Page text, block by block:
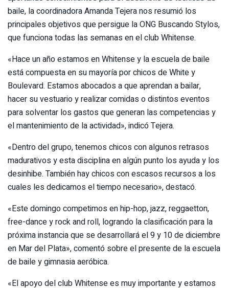
baile, la coordinadora Amanda Tejera nos resumió los
principales objetivos que persigue la ONG Buscando Stylos,
que funciona todas las semanas en el club Whitense.
«Hace un año estamos en Whitense y la escuela de baile
está compuesta en su mayoría por chicos de White y
Boulevard. Estamos abocados a que aprendan a bailar,
hacer su vestuario y realizar comidas o distintos eventos
para solventar los gastos que generan las competencias y
el mantenimiento de la actividad», indicó Tejera.
«Dentro del grupo, tenemos chicos con algunos retrasos
madurativos y esta disciplina en algún punto los ayuda y los
desinhibe. También hay chicos con escasos recursos a los
cuales les dedicamos el tiempo necesario», destacó.
«Este domingo competimos en hip-hop, jazz, reggaetton,
free-dance y rock and roll, logrando la clasificación para la
próxima instancia que se desarrollará el 9 y 10 de diciembre
en Mar del Plata», comentó sobre el presente de la escuela
de baile y gimnasia aeróbica.
«El apoyo del club Whitense es muy importante y estamos